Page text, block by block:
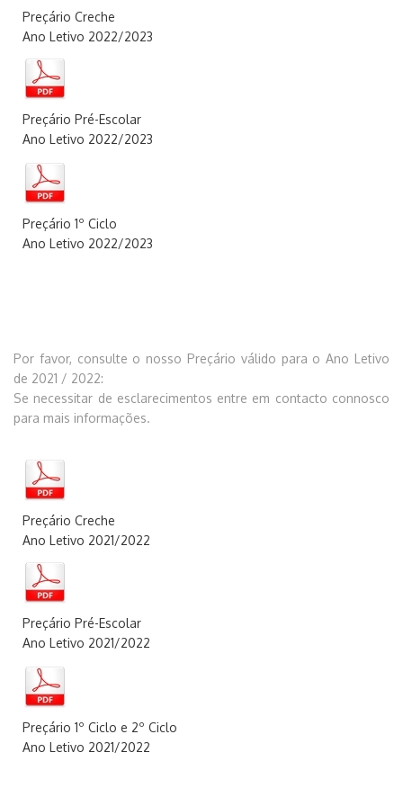
Preçário Creche
Ano Letivo 2022/2023
Preçário Pré-Escolar
Ano Letivo 2022/2023
Preçário 1º Ciclo
Ano Letivo 2022/2023
Por favor, consulte o nosso Preçário válido para o Ano Letivo
de 2021 / 2022:
Se necessitar de esclarecimentos entre em contacto connosco
para mais informações.
Preçário Creche
Ano Letivo 2021/2022
Preçário Pré-Escolar
Ano Letivo 2021/2022
Preçário 1º Ciclo e 2º Ciclo
Ano Letivo 2021/2022